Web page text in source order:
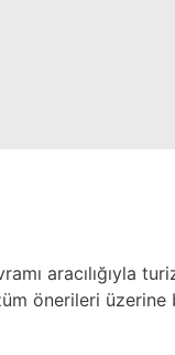
aracılığıyla
önerileri